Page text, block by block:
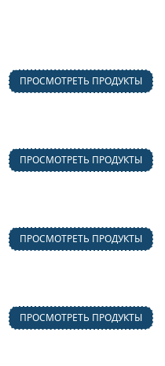
ПРОСМОТРЕТЬ ПРОДУКТЫ
ПРОСМОТРЕТЬ ПРОДУКТЫ
ПРОСМОТРЕТЬ ПРОДУКТЫ
ПРОСМОТРЕТЬ ПРОДУКТЫ